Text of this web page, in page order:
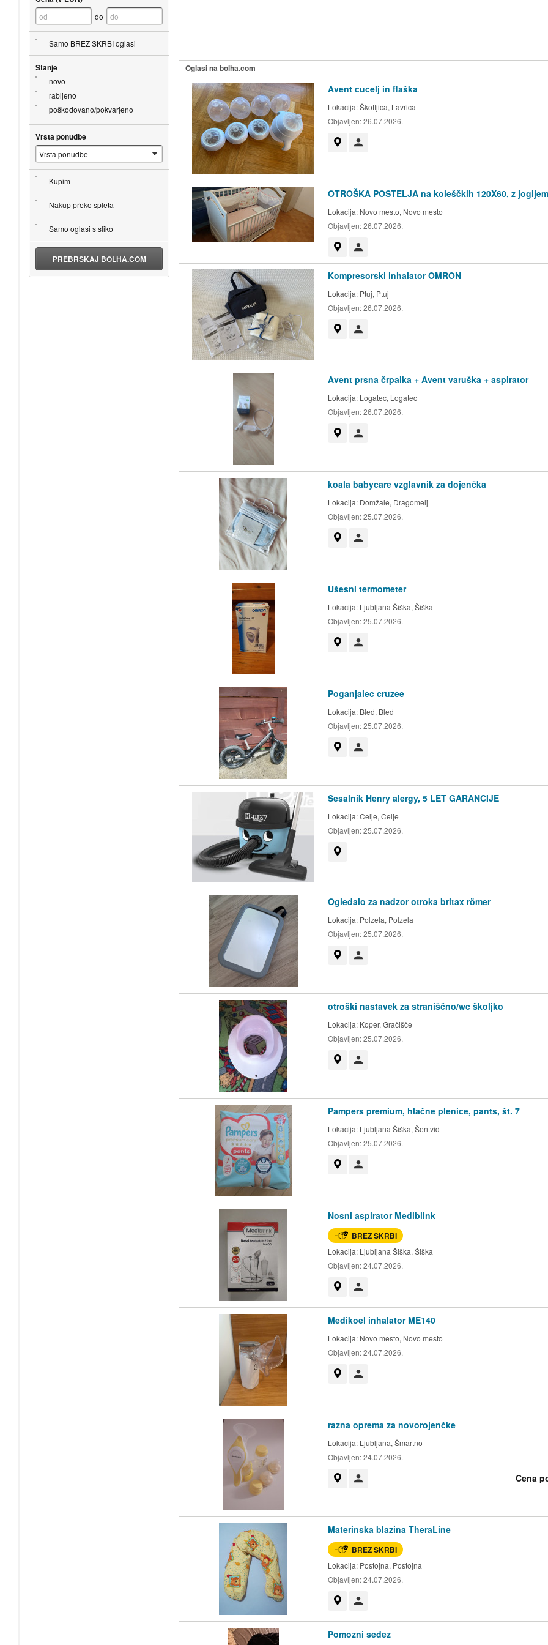
Oglasi na bolha.com
Avent cucelj in flaška
Lokacija:Škofljica, Lavrica
Objavljen:26.07.2026.
OTROŠKA POSTELJA na koleščkih 120X60, z
Lokacija: Novo mesto, Novo mesto
Objavljen:26.07.2026.
Kompresorski inhalator OMRON
Lokacija: Ptuj, Ptuj
Objavljen:26.07.2026.
Avent prsna črpalka + Avent varuška + aspirator
Lokacija: Logatec, Logatec
Objavljen:26.07.2026.
koala babycare vzglavnik za dojenčka
Lokacija: Domžale, Dragomelj
Objavljen:25.07.2026.
Ušesni termometer
Lokacija: Ljubljana Šiška, Šiška
Objavljen:25.07.2026.
Poganjalec cruzee
Lokacija: Bled, Bled
Objavljen:25.07.2026.
Sesalnik Henry alergy, 5 LET GARANCIJE
Lokacija:Celje, Celje
Objavljen:25.07.2026.
Ogledalo za nadzor otroka britax römer
Lokacija: Polzela, Polzela
Objavljen:25.07.2026.
otroški nastavek za straniščno/wc školjko
Lokacija: Koper, Gračišče
Objavljen:25.07.2026.
Pampers premium, hlačne plenice, pants, št. 7
Lokacija: Ljubljana Šiška, Šentvid
Objavljen:25.07.2026.
Nosni aspirator Mediblink
BREZ SKRBI
Lokacija: Ljubljana Šiška, Šiška
Objavljen:24.07.2026.
Medikoel inhalator ME140
Lokacija: Novo mesto, Novo mesto
Objavljen:24.07.2026.
razna oprema za novorojenčke
Lokacija: Ljubljana, Šmartno
Objavljen:24.07.2026.
Cena
Materinska blazina TheraLine
BREZ SKRBI
Lokacija: Postojna, Postojna
Objavljen:24.07.2026.
Pomozni sedez
do
Samo BREZ SKRBI oglasi
Stanje
novo
rabljeno
poškodovano/pokvarjeno
Vrsta ponudbe
Kupim
Nakup preko spleta
Samo oglasi s sliko
PREBRSKAJ BOLHA.COM